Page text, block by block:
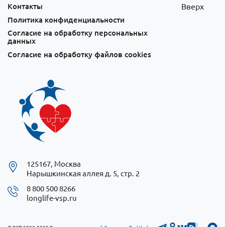
Контакты
Политика конфиденциальности
Согласие на обработку персональных
данных
Согласие на обработку файлов cookies
Вверх
125167, Москва
Нарышкинская аллея д. 5, стр. 2
8 800 500 8266
longlife-vsp.ru